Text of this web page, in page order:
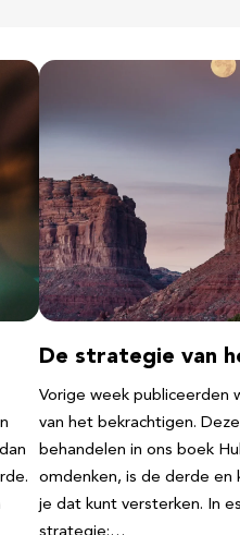
De strategie van
Vorige week publiceerden
van het bekrachtigen.
behandelen in ons boek
omdenken, is de derde en
je dat kunt versterken. In